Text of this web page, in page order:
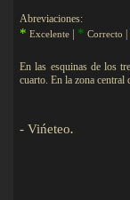
Abreviaciones:
* Excelente | * Correcto
En las esquinas de los
cuarto. En la zona
- Vińeteo.